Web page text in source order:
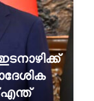
എന്ത്